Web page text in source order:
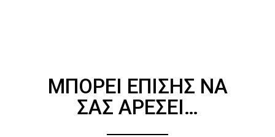
ΜΠΟΡΕΊ ΕΠΊΣΗΣ ΝΑ
ΣΑΣ ΑΡΈΣΕΙ…